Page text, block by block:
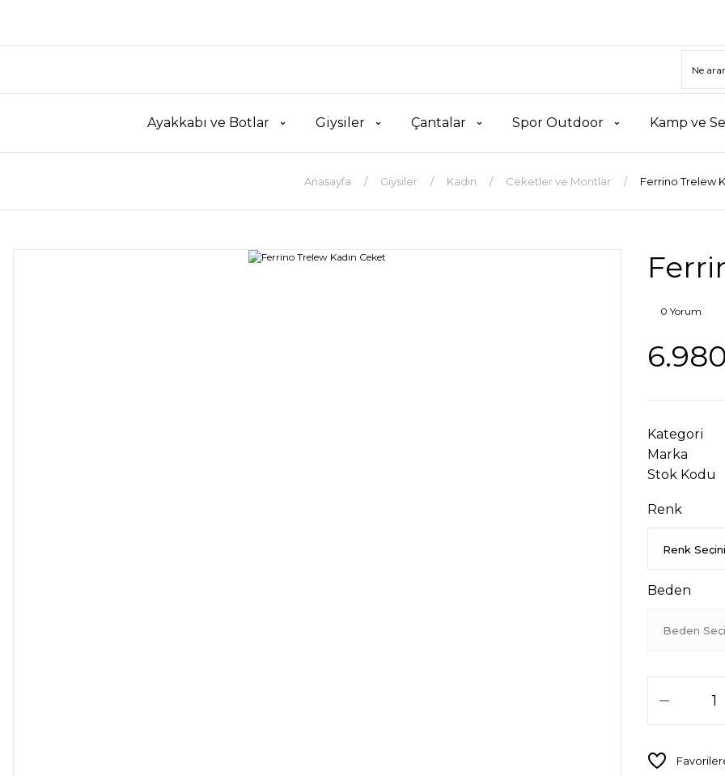
Ayakkabı ve Botlar Giysiler Çantalar Spor Outdoor Kamp ve
Anasayfa Giysiler Kadın Ceketler ve Montlar Ferrino Trelew
0 Yorum
Kategori
Marka
Stok Kodu
Renk
Beden